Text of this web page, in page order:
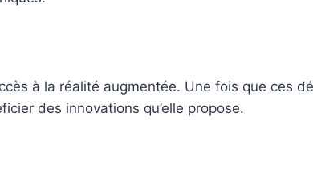
à la réalité augmentée. Une fois que ces
des innovations qu’elle propose.